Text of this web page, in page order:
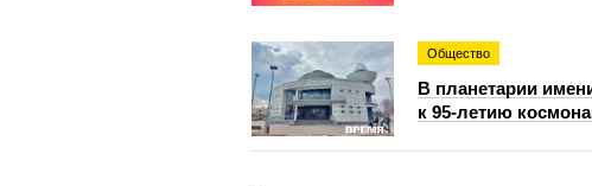
Общество
В планетарии
к 95‑летию